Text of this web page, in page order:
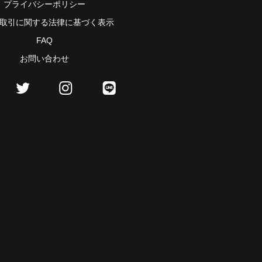
プライバシーポリシー
引に関する法律に基づく表示
FAQ
お問い合わせ